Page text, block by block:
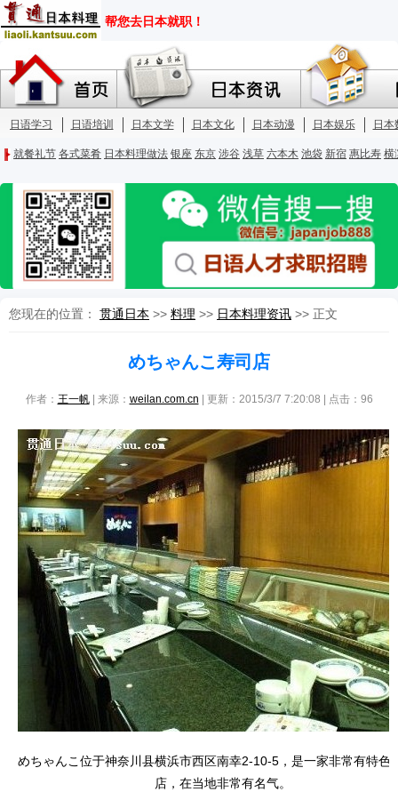
您现在的位置： 贯通日本 >> 料理 >> 日本料理资讯 >> 正文
めちゃんこ寿司店
作者： 王一帆| 来源： weilan.com.cn | 更新：2015/3/7 7:20:08 | 点击： 96
めちゃんこ位于神奈川县横浜市西区南幸2-10-5，是一家非常有特色
店，在当地非常有名气。